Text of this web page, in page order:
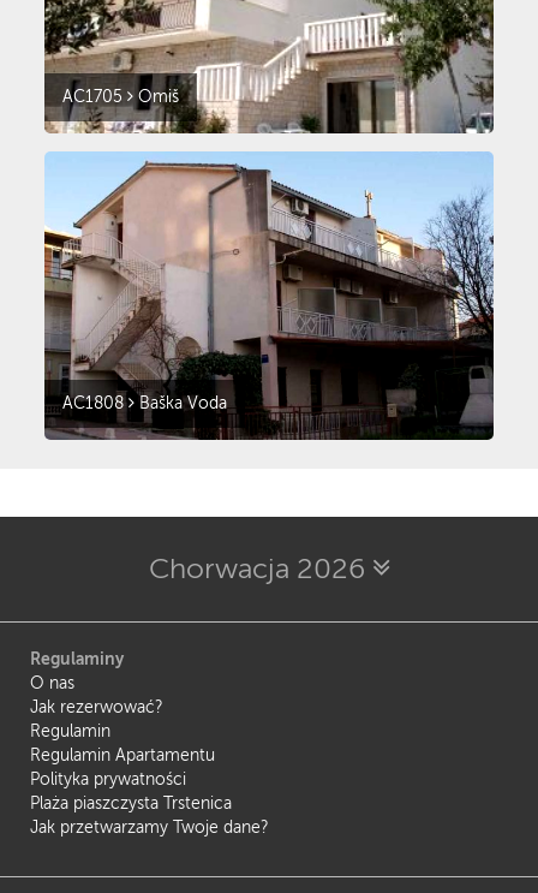
AC1705 Omiš
AC1808 Baška Voda
Chorwacja 2026
Regulaminy
O nas
Jak rezerwować?
Regulamin
Regulamin Apartamentu
Polityka prywatności
Plaża piaszczysta Trstenica
Jak przetwarzamy Twoje dane?